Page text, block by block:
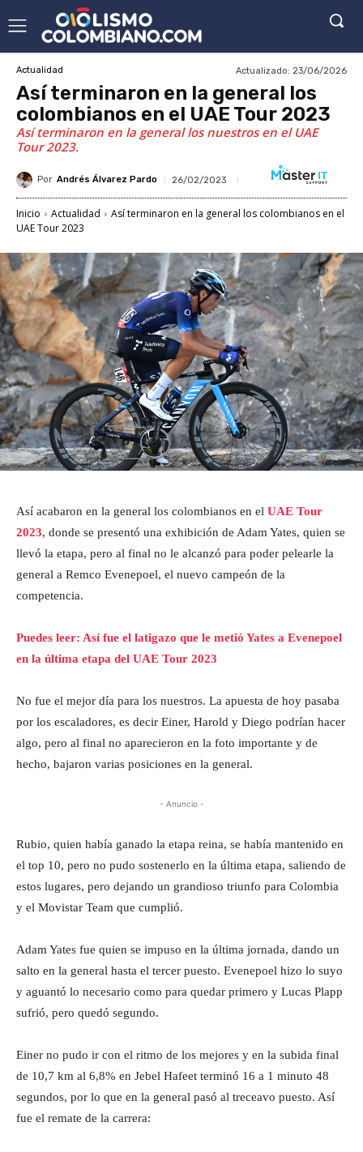
Actualidad Actualizado: 23/06/2026
Así terminaron en la general los
colombianos en el UAE Tour 2023
Así terminaron en la general los nuestros en el UAE
Tour 2023.
Por Andrés Álvarez Pardo 26/02/2023
Inicio Actualidad
Así terminaron en la general los colombianos en el
UAE Tour 2023
Así acabaron en la general los colombianos en el UAE Tour
2023, donde se presentó una exhibición de Adam Yates, quien se
llevó la etapa, pero al final no le alcanzó para poder pelearle la
general a Remco Evenepoel, el nuevo campeón de la
competencia.
Puedes leer: Así fue el latigazo que le metió Yates a Evenepoel
en la última etapa del UAE Tour 2023
No fue el mejor día para los nuestros. La apuesta de hoy pasaba
por los escaladores, es decir Einer, Harold y Diego podrían hacer
algo, pero al final no aparecieron en la foto importante y de
hecho, bajaron varias posiciones en la general.
- Anuncio -
Rubio, quien había ganado la etapa reina, se había mantenido en
el top 10, pero no pudo sostenerlo en la última etapa, saliendo de
estos lugares, pero dejando un grandioso triunfo para Colombia
y el Movistar Team que cumplió.
Adam Yates fue quien se impuso en la última jornada, dando un
salto en la general hasta el tercer puesto. Evenepoel hizo lo suyo
y aguantó lo necesario como para quedar primero y Lucas Plapp
sufrió, pero quedó segundo.
Einer no pudo ir con el ritmo de los mejores y en la subida final
de 10,7 km al 6,8% en Jebel Hafeet terminó 16 a 1 minuto 48
segundos, por lo que en la general pasó al treceavo puesto. Así
fue el remate de la carrera: